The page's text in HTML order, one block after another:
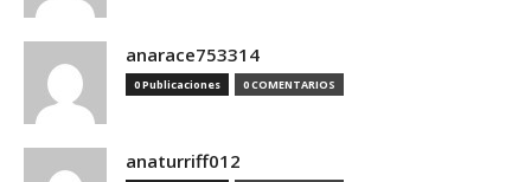
anarace753314
0 Publicaciones 0 COMENTARIOS
anaturriff012